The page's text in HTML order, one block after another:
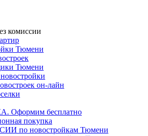
комиссии
Тюмени
Тюмени
он-лайн
Оформим бесплатно
покупка
по новостройкам Тюмени